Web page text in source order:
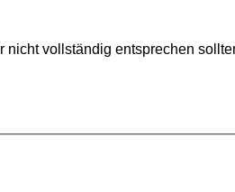
vollständig entsprechen